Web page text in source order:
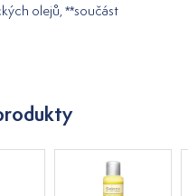
olejů, **součást